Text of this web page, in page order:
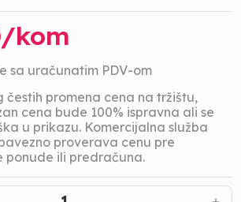
kom
sa uračunatim PDV-om
čestih promena cena na tržištu,
cena bude 100% ispravna ali se
u prikazu. Komercijalna služba
proverava cenu pre
ponude ili predračuna.